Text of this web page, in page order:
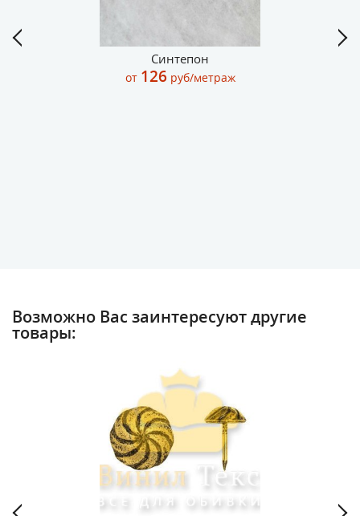
Синтепон
от 126 руб/метраж
Возможно Вас заинтересуют другие
товары: